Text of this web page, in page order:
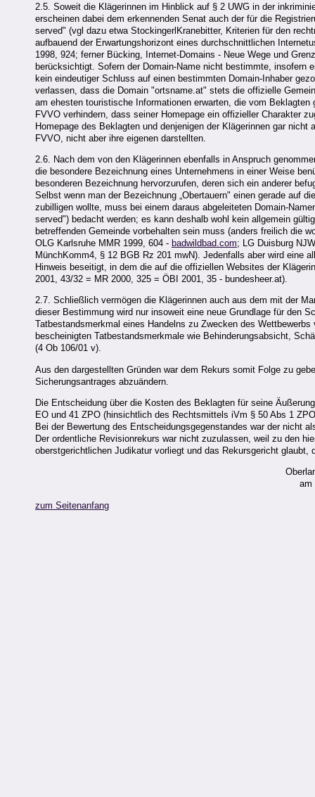
2.5. Soweit die Klägerinnen im Hinblick auf § 2 UWG in der
erscheinen dabei dem erkennenden Senat auch der für die
served" (vgl dazu etwa StockingerlKranebitter, Kriterien für den
aufbauend der Erwartungshorizont eines durchschnittlichen
1998, 924; ferner Bücking, Internet-Domains - Neue Wege und
berücksichtigt. Sofern der Domain-Name nicht bestimmte, insofern
kein eindeutiger Schluss auf einen bestimmten Domain-Inhaber
verlassen, dass die Domain "ortsname.at" stets die offizielle
am ehesten touristische Informationen erwarten, die vom
FVVO verhindern, dass seiner Homepage ein offizieller Charakter
Homepage des Beklagten und denjenigen der Klägerinnen gar
FVVO, nicht aber ihre eigenen darstellten.
2.6. Nach dem von den Klägerinnen ebenfalls in Anspruch
die besondere Bezeichnung eines Unternehmens in einer Weise
besonderen Bezeichnung hervorzurufen, deren sich ein anderer
Selbst wenn man der Bezeichnung „Obertauern" einen gerade auf
zubilligen wollte, muss bei einem daraus abgeleiteten Domain-
served") bedacht werden; es kann deshalb wohl kein allgemein
betreffenden Gemeinde vorbehalten sein muss (anders freilich die
OLG Karlsruhe MMR 1999, 604 - badwildbad.com; LG Duisburg
MünchKomm4, § 12 BGB Rz 201 mwN). Jedenfalls aber wird eine
Hinweis beseitigt, in dem die auf die offiziellen Websites der
2001, 43/32 = MR 2000, 325 = ÖBI 2001, 35 - bundesheer.at).
2.7. Schließlich vermögen die Klägerinnen auch aus dem mit der
dieser Bestimmung wird nur insoweit eine neue Grundlage für den
Tatbestandsmerkmal eines Handelns zu Zwecken des
bescheinigten Tatbestandsmerkmale wie Behinderungsabsicht,
(4 Ob 106/01 v).
Aus den dargestellten Gründen war dem Rekurs somit Folge zu
Sicherungsantrages abzuändern.
Die Entscheidung über die Kosten des Beklagten für seine
EO und 41 ZPO (hinsichtlich des Rechtsmittels iVm § 50 Abs 1
Bei der Bewertung des Entscheidungsgegenstandes war der nicht
Der ordentliche Revisionrekurs war nicht zuzulassen, weil zu den
oberstgerichtlichen Judikatur vorliegt und das Rekursgericht
am
zum Seitenanfang